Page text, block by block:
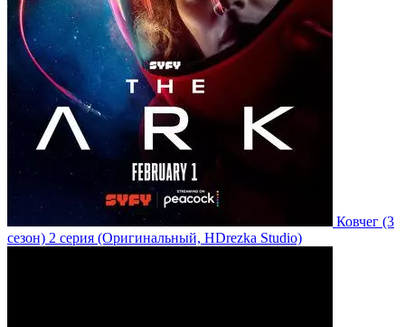
Ковчег (3
сезон) 2 серия (Оригинальный, HDrezka Studio)